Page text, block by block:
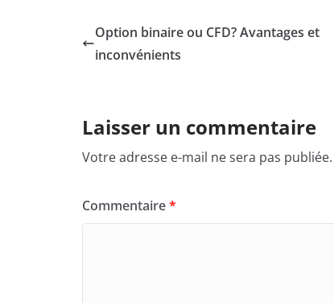
Option binaire ou CFD? Avantages et
inconvénients
Laisser un commentaire
Votre adresse e-mail ne sera pas publiée.
Commentaire*